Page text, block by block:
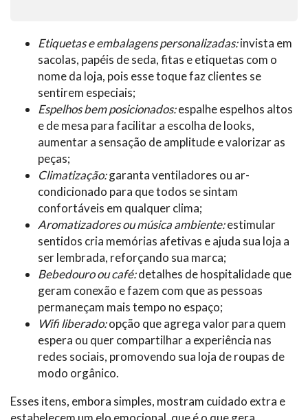
Etiquetas e embalagens personalizadas:invista em
sacolas, papéis de seda, fitas e etiquetas com o
nome da loja, pois esse toque faz clientes se
sentirem especiais;
Espelhos bem posicionados:espalhe espelhos altos
e de mesa para facilitar a escolha de looks,
aumentar a sensação de amplitude e valorizar as
peças;
Climatização:garanta ventiladores ou ar-
condicionado para que todos se sintam
confortáveis em qualquer clima;
Aromatizadores ou música ambiente:estimular
sentidos cria memórias afetivas e ajuda sua loja a
ser lembrada, reforçando sua marca;
Bebedouro ou café:detalhes de hospitalidade que
geram conexão e fazem com que as pessoas
permaneçam mais tempo no espaço;
Wifi liberado:opção que agrega valor para quem
espera ou quer compartilhar a experiência nas
redes sociais, promovendo sua loja de roupas de
modo orgânico.
Esses itens, embora simples, mostram cuidado extra e